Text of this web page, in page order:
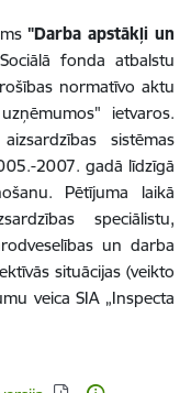
"Darba apstākļi un
fonda atbalstu
normatīvo aktu
ietvaros.
sistēmas
2007. gadā līdzīgā
Pētījuma laikā
speciālistu,
un darba
situācijas (veikto
veica SIA „Inspecta